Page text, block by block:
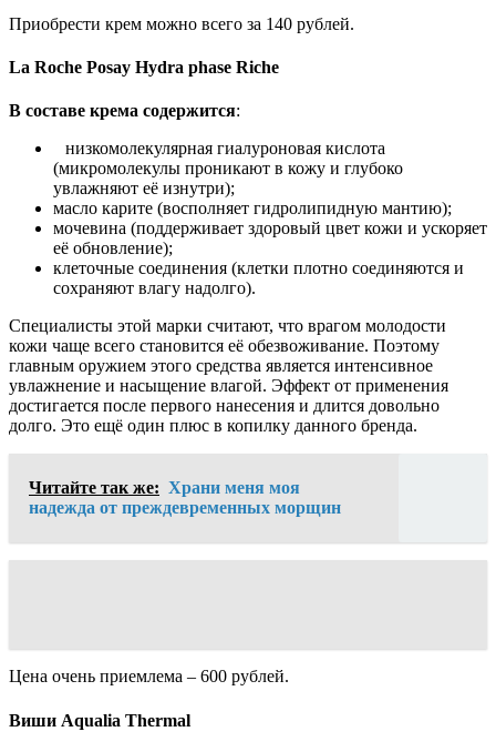
Приобрести крем можно всего за 140 рублей.
La Roche Posay Hydrа phase Riche
В составе крема содержится:
низкомолекулярная гиалуроновая кислота
(микромолекулы проникают в кожу и глубоко
увлажняют её изнутри);
масло карите (восполняет гидролипидную мантию);
мочевина (поддерживает здоровый цвет кожи и ускоряет
её обновление);
клеточные соединения (клетки плотно соединяются и
сохраняют влагу надолго).
Специалисты этой марки считают, что врагом молодости
кожи чаще всего становится её обезвоживание. Поэтому
главным оружием этого средства является интенсивное
увлажнение и насыщение влагой. Эффект от применения
достигается после первого нанесения и длится довольно
долго. Это ещё один плюс в копилку данного бренда.
Читайте так же: Храни меня моя
надежда от преждевременных морщин
Цена очень приемлема – 600 рублей.
Виши Aqualia Thermal